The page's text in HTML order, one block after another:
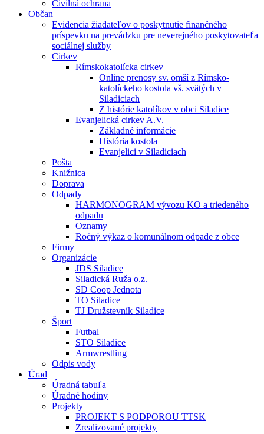
Civilná ochrana
Občan
Evidencia žiadateľov o poskytnutie finančného
príspevku na prevádzku pre neverejného poskytovateľa
sociálnej služby
Cirkev
Rímskokatolícka cirkev
Online prenosy sv. omší z Rímsko-
katolíckeho kostola vš. svätých v
Siladiciach
Z histórie katolíkov v obci Siladice
Evanjelická cirkev A.V.
Základné informácie
História kostola
Evanjelici v Siladiciach
Pošta
Knižnica
Doprava
Odpady
HARMONOGRAM vývozu KO a triedeného
odpadu
Oznamy
Ročný výkaz o komunálnom odpade z obce
Firmy
Organizácie
JDS Siladice
Siladická Ruža o.z.
SD Coop Jednota
TO Siladice
TJ Družstevník Siladice
Šport
Futbal
STO Siladice
Armwrestling
Odpis vody
Úrad
Úradná tabuľa
Úradné hodiny
Projekty
PROJEKT S PODPOROU TTSK
Zrealizované projekty